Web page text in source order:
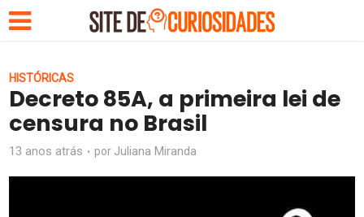
HISTÓRICAS
Decreto 85A, a primeira lei de
censura no Brasil
13 anos atrás por Juliana Miranda